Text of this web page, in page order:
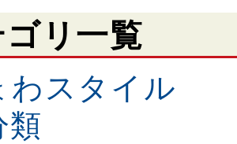
ゴリ一覧
わスタイル
類